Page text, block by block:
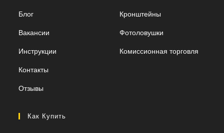
Блог
Вакансии
Инструкции
Контакты
Отзывы
Кронштейны
Фотоловушки
Комиссионная торговля
Как Купить